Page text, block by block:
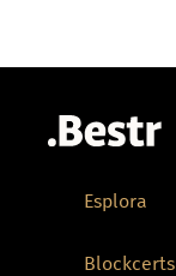
Esplora